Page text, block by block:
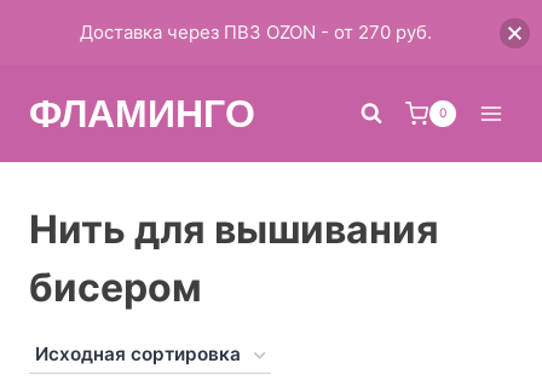
ФЛАМИНГО 0
Нить для вышивания
бисером
Доставка через ПВЗ OZON - от 270 руб.